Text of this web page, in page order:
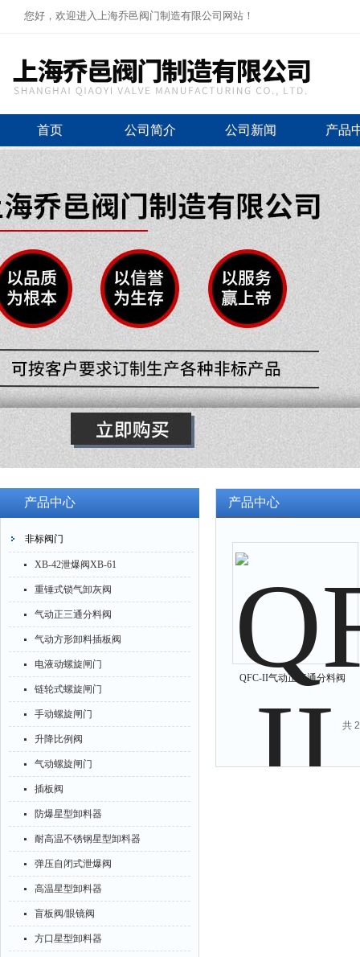
您好，欢迎进入上海乔邑阀门制造有限公司网站！
首页 公司简介 公司新闻 产品
产品中心
非标阀门
XB-42泄爆阀XB-61
重锤式锁气卸灰阀
气动正三通分料阀
气动方形卸料插板阀
电液动螺旋闸门
链轮式螺旋闸门
手动螺旋闸门
升降比例阀
气动螺旋闸门
插板阀
防爆星型卸料器
耐高温不锈钢星型卸料器
弹压自闭式泄爆阀
高温星型卸料器
盲板阀/眼镜阀
方口星型卸料器
产品中心
QFC-II气动正三通分料阀
共